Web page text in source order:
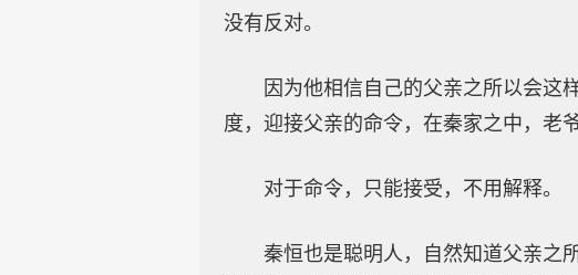
没有反对。
因为他相信自己的父亲之所以会这
度，迎接父亲的命令，在秦家之中，老
对于命令，只能接受，不用解释。
秦恒也是聪明人，自然知道父亲